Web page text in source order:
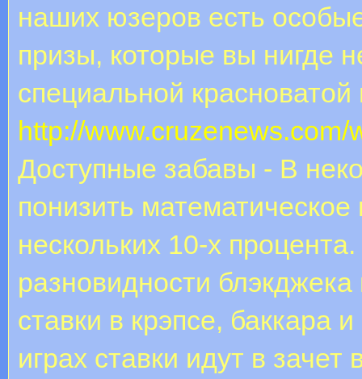
наших юзеров есть
призы, которые вы нигде
специальной
http://
Доступные забавы - В
понизить
нескольких 10-х
разновидности
ставки в крэпсе, баккара
играх ставки идут в